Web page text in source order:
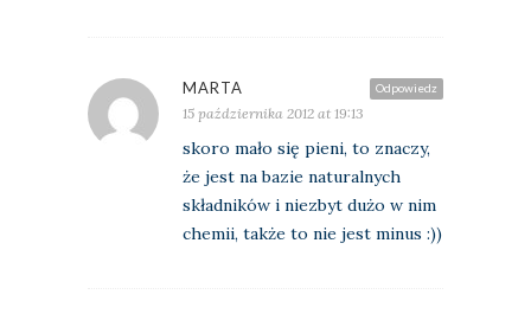
Odpowiedz
MARTA
15 października 2012 at 19:13
skoro mało się pieni, to znaczy,
że jest na bazie naturalnych
składników i niezbyt dużo w nim
chemii, także to nie jest minus :))